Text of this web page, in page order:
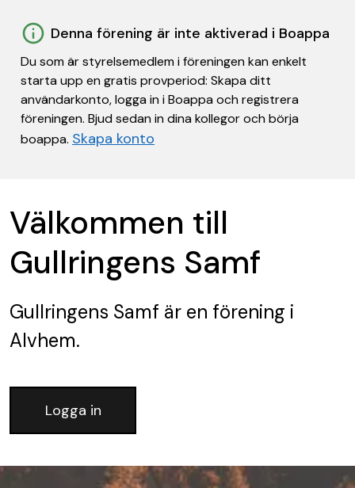
Denna förening är inte aktiverad i Boappa
Du som är styrelsemedlem i föreningen kan enkelt
starta upp en gratis provperiod: Skapa ditt
användarkonto, logga in i Boappa och registrera
föreningen. Bjud sedan in dina kollegor och börja
boappa. Skapa konto
Välkommen till
Gullringens Samf
Gullringens Samf är en förening i
Alvhem.
Logga in